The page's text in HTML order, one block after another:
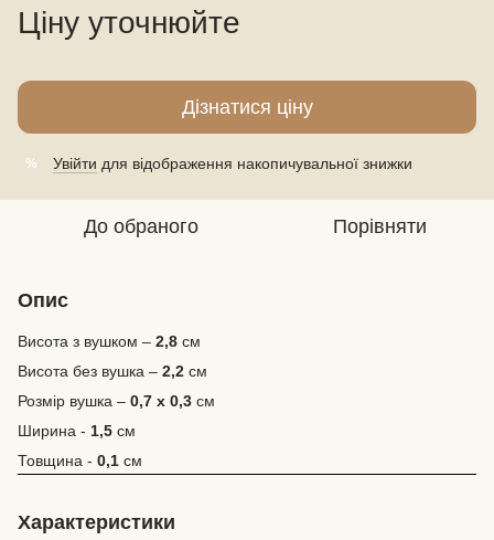
Ціну уточнюйте
Дізнатися ціну
% Увійти для відображення накопичувальної знижки
До обраного Порівняти
Опис
Висота з вушком – 2,8 см
Висота без вушка – 2,2 см
Розмір вушка – 0,7 х 0,3 см
Ширина - 1,5 см
Товщина - 0,1 см
Характеристики